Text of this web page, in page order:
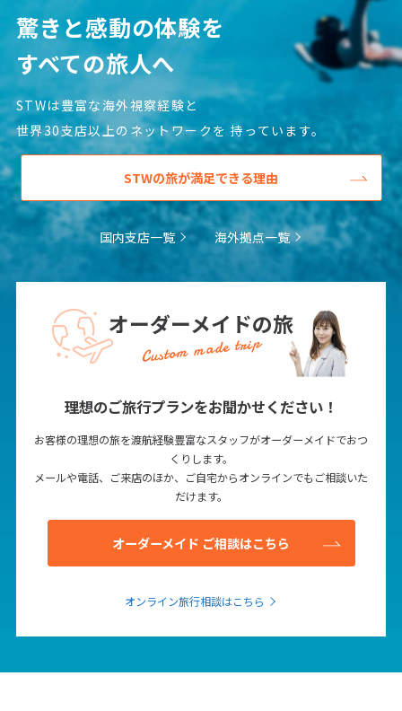
驚きと感動の体験を
すべての旅人へ
STWは豊富な海外視察経験と
世界30支店以上のネットワークを 持っています。
STWの旅が満足できる理由
国内支店一覧 海外拠点一覧
オーダーメイドの旅
Custom made trip
理想のご旅行プランをお聞かせください！
お客様の理想の旅を渡航経験豊富なスタッフがオーダーメイドでおつ
くりします。
メールや電話、ご来店のほか、ご自宅からオンラインでもご相談いた
だけます。
オーダーメイド ご相談はこちら
オンライン旅行相談はこちら